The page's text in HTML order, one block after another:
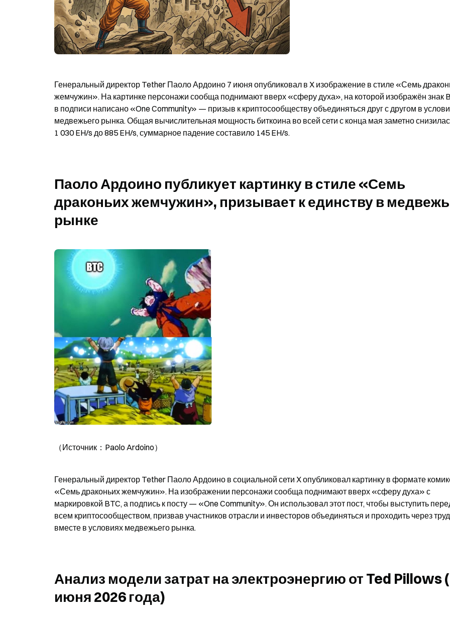
Генеральный директор Tether Паоло Ардоино 7 июня опубликовал в X изображение в стиле «Семь
жемчужин». На картинке персонажи сообща поднимают вверх «сферу духа», на которой изображён знак
в подписи написано «One Community» — призыв к криптосообществу объединяться друг с другом в
медвежьего рынка. Общая вычислительная мощность биткоина во всей сети с конца мая заметно
1 030 EH/s до 885 EH/s, суммарное падение составило 145 EH/s.
Паоло Ардоино публикует картинку в стиле «Семь
драконьих жемчужин», призывает к единству в
рынке
（Источник：Paolo Ardoino）
Генеральный директор Tether Паоло Ардоино в социальной сети X опубликовал картинку в формате
«Семь драконьих жемчужин». На изображении персонажи сообща поднимают вверх «сферу духа» с
маркировкой BTC, а подпись к посту — «One Community». Он использовал этот пост, чтобы выступить
всем криптосообществом, призвав участников отрасли и инвесторов объединяться и проходить через
вместе в условиях медвежьего рынка.
Анализ модели затрат на электроэнергию от Ted Pillows
июня 2026 года)